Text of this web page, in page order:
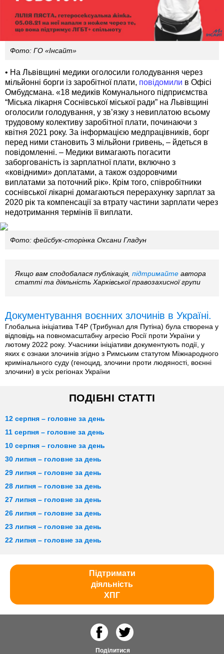
Фото: ГО «Інсайт»
• На Львівщині медики оголосили голодування через
мільйонні борги із заробітної плати, повідомили в Офісі
Омбудсмана. «18 медиків Комунального підприємства
“Міська лікарня Соснівської міської ради” на Львівщині
оголосили голодування, у зв’язку з невиплатою всьому
трудовому колективу заробітної плати, починаючи з
квітня 2021 року. За інформацією медпрацівників, борг
перед ними становить 3 мільйони гривень, – йдеться в
повідомленні. – Медики вимагають погасити
заборгованість із зарплатної плати, включно з
«ковідними» доплатами, а також оздоровчими
виплатами за поточний рік». Крім того, співробітники
соснівської лікарні домагаються перерахунку зарплат за
2020 рік та компенсації за втрату частини зарплати через
недотримання термінів її виплати.
Фото: фейсбук-сторінка Оксани Гладун
Якщо вам сподобалася публікація, підтримайте автора
статті та діяльність Харківської правозахисної групи
Документування воєнних злочинів в Україні.
Глобальна ініціатива T4P (Трибунал для Путіна) була створена у
відповідь на повномасштабну агресію Росії проти України у
лютому 2022 року. Учасники ініціативи документують події, у
яких є ознаки злочинів згідно з Римським статутом Міжнародного
кримінального суду (геноцид, злочини проти людяності, воєнні
злочини) в усіх регіонах України
ПОДІБНІ СТАТТІ
12 серпня – головне за день
11 серпня – головне за день
10 серпня – головне за день
30 липня – головне за день
29 липня – головне за день
28 липня – головне за день
27 липня – головне за день
26 липня – головне за день
23 липня – головне за день
22 липня – головне за день
Підтримати
діяльність
ХПГ
Поділитися